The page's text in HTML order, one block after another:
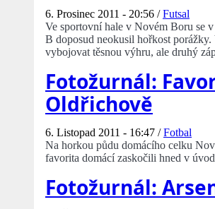
6. Prosinec 2011 - 20:56 /Futsal
Ve sportovní hale v Novém Boru se
B doposud neokusil hořkost
vybojovat těsnou výhru, ale druhý
Fotožurnál:
Oldřichově
6. Listopad 2011 - 16:47 /Fotbal
Na horkou půdu domácího celku
favorita domácí zaskočili hned v
Fotožurnál: